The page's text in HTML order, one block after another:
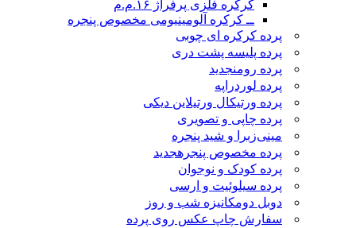
کرکره فلزی پرفراژ ۱۶.م.م
ــ کرکره آلومینیومی مخصوص پنجره
پرده کرکره ای چوبی
پرده پلیسه پشت دری
پرده رومنجدید
پرده لوردراپه
پرده ورتیکال ورتیلاین دیکی
پرده چاپی و تصویری
مینی‌زبرا و شید پنجره
پرده مخصوص پنجرهجدید
پرده کودک و نوجوان
پرده سیلوئیت و ارسی
دوبل دومکانیزه شب و روز
سفارش چاپ عکس روی پرده